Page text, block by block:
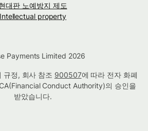
대판 노예방지 제도
Intellectual property
Payments Limited 2026
규정, 회사 참조 900507에 따라 전자 화폐
Conduct Authority)의 승인을
받았습니다.